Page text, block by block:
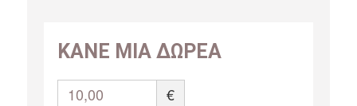
ΚΑΝΕ ΜΙΑ ΔΩΡΕΑ
10,00 €